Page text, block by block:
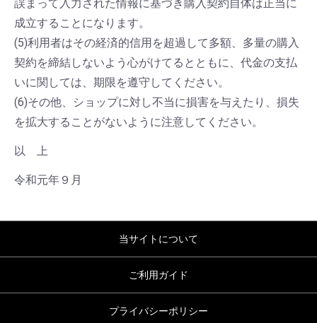
誤まって入力された情報に基づき購入契約自体は正当に
成立することになります。
(5)利用者はその経済的信用を超過して多額、多量の購入
契約を締結しないよう心がけてるとともに、代金の支払
いに関しては、期限を遵守してください。
(6)その他、ショップに対し不当に損害を与えたり、損失
を拡大することがないように注意してください。
以 上
令和元年９月
当サイトについて
ご利用ガイド
プライバシーポリシー